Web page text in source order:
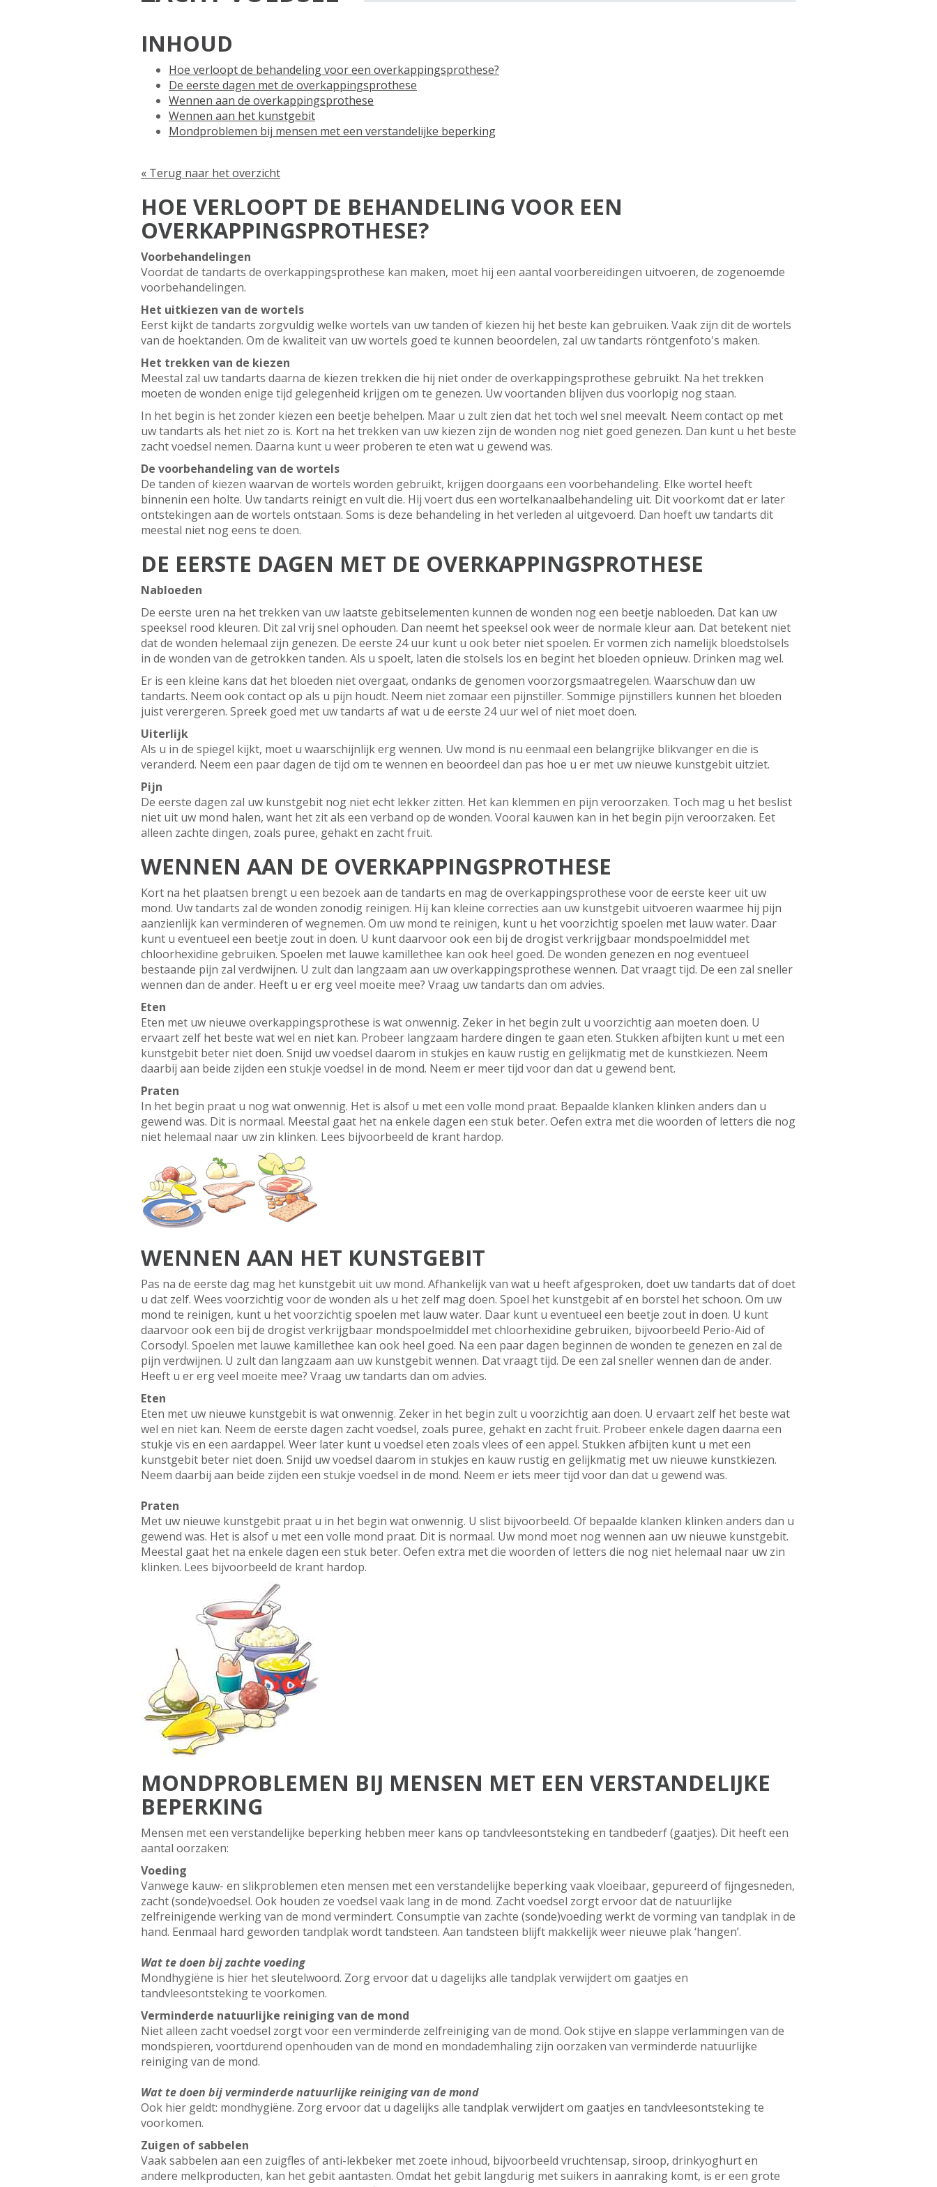
INHOUD
Hoe verloopt de behandeling voor een overkappingsprothese?
De eerste dagen met de overkappingsprothese
Wennen aan de overkappingsprothese
Wennen aan het kunstgebit
Mondproblemen bij mensen met een verstandelijke beperking
« Terug naar het overzicht
HOE VERLOOPT DE BEHANDELING VOOR EEN
OVERKAPPINGSPROTHESE?
Voorbehandelingen
Voordat de tandarts de overkappingsprothese kan maken, moet hij een aantal voorbereidingen uitvoeren, de zogenoemde
voorbehandelingen.
Het uitkiezen van de wortels
Eerst kijkt de tandarts zorgvuldig welke wortels van uw tanden of kiezen hij het beste kan gebruiken. Vaak zijn dit de wortels
van de hoektanden. Om de kwaliteit van uw wortels goed te kunnen beoordelen, zal uw tandarts röntgenfoto's maken.
Het trekken van de kiezen
Meestal zal uw tandarts daarna de kiezen trekken die hij niet onder de overkappingsprothese gebruikt. Na het trekken
moeten de wonden enige tijd gelegenheid krijgen om te genezen. Uw voortanden blijven dus voorlopig nog staan.
In het begin is het zonder kiezen een beetje behelpen. Maar u zult zien dat het toch wel snel meevalt. Neem contact op met
uw tandarts als het niet zo is. Kort na het trekken van uw kiezen zijn de wonden nog niet goed genezen. Dan kunt u het beste
zacht voedsel nemen. Daarna kunt u weer proberen te eten wat u gewend was.
De voorbehandeling van de wortels
De tanden of kiezen waarvan de wortels worden gebruikt, krijgen doorgaans een voorbehandeling. Elke wortel heeft
binnenin een holte. Uw tandarts reinigt en vult die. Hij voert dus een wortelkanaalbehandeling uit. Dit voorkomt dat er later
ontstekingen aan de wortels ontstaan. Soms is deze behandeling in het verleden al uitgevoerd. Dan hoeft uw tandarts dit
meestal niet nog eens te doen.
DE EERSTE DAGEN MET DE OVERKAPPINGSPROTHESE
Nabloeden
De eerste uren na het trekken van uw laatste gebitselementen kunnen de wonden nog een beetje nabloeden. Dat kan uw
speeksel rood kleuren. Dit zal vrij snel ophouden. Dan neemt het speeksel ook weer de normale kleur aan. Dat betekent niet
dat de wonden helemaal zijn genezen. De eerste 24 uur kunt u ook beter niet spoelen. Er vormen zich namelijk bloedstolsels
in de wonden van de getrokken tanden. Als u spoelt, laten die stolsels los en begint het bloeden opnieuw. Drinken mag wel.
Er is een kleine kans dat het bloeden niet overgaat, ondanks de genomen voorzorgsmaatregelen. Waarschuw dan uw
tandarts. Neem ook contact op als u pijn houdt. Neem niet zomaar een pijnstiller. Sommige pijnstillers kunnen het bloeden
juist verergeren. Spreek goed met uw tandarts af wat u de eerste 24 uur wel of niet moet doen.
Uiterlijk
Als u in de spiegel kijkt, moet u waarschijnlijk erg wennen. Uw mond is nu eenmaal een belangrijke blikvanger en die is
veranderd. Neem een paar dagen de tijd om te wennen en beoordeel dan pas hoe u er met uw nieuwe kunstgebit uitziet.
Pijn
De eerste dagen zal uw kunstgebit nog niet echt lekker zitten. Het kan klemmen en pijn veroorzaken. Toch mag u het beslist
niet uit uw mond halen, want het zit als een verband op de wonden. Vooral kauwen kan in het begin pijn veroorzaken. Eet
alleen zachte dingen, zoals puree, gehakt en zacht fruit.
WENNEN AAN DE OVERKAPPINGSPROTHESE
Kort na het plaatsen brengt u een bezoek aan de tandarts en mag de overkappingsprothese voor de eerste keer uit uw
mond. Uw tandarts zal de wonden zonodig reinigen. Hij kan kleine correcties aan uw kunstgebit uitvoeren waarmee hij pijn
aanzienlijk kan verminderen of wegnemen. Om uw mond te reinigen, kunt u het voorzichtig spoelen met lauw water. Daar
kunt u eventueel een beetje zout in doen. U kunt daarvoor ook een bij de drogist verkrijgbaar mondspoelmiddel met
chloorhexidine gebruiken. Spoelen met lauwe kamillethee kan ook heel goed. De wonden genezen en nog eventueel
bestaande pijn zal verdwijnen. U zult dan langzaam aan uw overkappingsprothese wennen. Dat vraagt tijd. De een zal sneller
wennen dan de ander. Heeft u er erg veel moeite mee? Vraag uw tandarts dan om advies.
Eten
Eten met uw nieuwe overkappingsprothese is wat onwennig. Zeker in het begin zult u voorzichtig aan moeten doen. U
ervaart zelf het beste wat wel en niet kan. Probeer langzaam hardere dingen te gaan eten. Stukken afbijten kunt u met een
kunstgebit beter niet doen. Snijd uw voedsel daarom in stukjes en kauw rustig en gelijkmatig met de kunstkiezen. Neem
daarbij aan beide zijden een stukje voedsel in de mond. Neem er meer tijd voor dan dat u gewend bent.
Praten
In het begin praat u nog wat onwennig. Het is alsof u met een volle mond praat. Bepaalde klanken klinken anders dan u
gewend was. Dit is normaal. Meestal gaat het na enkele dagen een stuk beter. Oefen extra met die woorden of letters die nog
niet helemaal naar uw zin klinken. Lees bijvoorbeeld de krant hardop.
WENNEN AAN HET KUNSTGEBIT
Pas na de eerste dag mag het kunstgebit uit uw mond. Afhankelijk van wat u heeft afgesproken, doet uw tandarts dat of doet
u dat zelf. Wees voorzichtig voor de wonden als u het zelf mag doen. Spoel het kunstgebit af en borstel het schoon. Om uw
mond te reinigen, kunt u het voorzichtig spoelen met lauw water. Daar kunt u eventueel een beetje zout in doen. U kunt
daarvoor ook een bij de drogist verkrijgbaar mondspoelmiddel met chloorhexidine gebruiken, bijvoorbeeld Perio-Aid of
Corsodyl. Spoelen met lauwe kamillethee kan ook heel goed. Na een paar dagen beginnen de wonden te genezen en zal de
pijn verdwijnen. U zult dan langzaam aan uw kunstgebit wennen. Dat vraagt tijd. De een zal sneller wennen dan de ander.
Heeft u er erg veel moeite mee? Vraag uw tandarts dan om advies.
Eten
Eten met uw nieuwe kunstgebit is wat onwennig. Zeker in het begin zult u voorzichtig aan doen. U ervaart zelf het beste wat
wel en niet kan. Neem de eerste dagen zacht voedsel, zoals puree, gehakt en zacht fruit. Probeer enkele dagen daarna een
stukje vis en een aardappel. Weer later kunt u voedsel eten zoals vlees of een appel. Stukken afbijten kunt u met een
kunstgebit beter niet doen. Snijd uw voedsel daarom in stukjes en kauw rustig en gelijkmatig met uw nieuwe kunstkiezen.
Neem daarbij aan beide zijden een stukje voedsel in de mond. Neem er iets meer tijd voor dan dat u gewend was.
Praten
Met uw nieuwe kunstgebit praat u in het begin wat onwennig. U slist bijvoorbeeld. Of bepaalde klanken klinken anders dan u
gewend was. Het is alsof u met een volle mond praat. Dit is normaal. Uw mond moet nog wennen aan uw nieuwe kunstgebit.
Meestal gaat het na enkele dagen een stuk beter. Oefen extra met die woorden of letters die nog niet helemaal naar uw zin
klinken. Lees bijvoorbeeld de krant hardop.
MONDPROBLEMEN BIJ MENSEN MET EEN VERSTANDELIJKE
BEPERKING
Mensen met een verstandelijke beperking hebben meer kans op tandvleesontsteking en tandbederf (gaatjes). Dit heeft een
aantal oorzaken:
Voeding
Vanwege kauw- en slikproblemen eten mensen met een verstandelijke beperking vaak vloeibaar, gepureerd of fijngesneden,
zacht (sonde)voedsel. Ook houden ze voedsel vaak lang in de mond. Zacht voedsel zorgt ervoor dat de natuurlijke
zelfreinigende werking van de mond vermindert. Consumptie van zachte (sonde)voeding werkt de vorming van tandplak in de
hand. Eenmaal hard geworden tandplak wordt tandsteen. Aan tandsteen blijft makkelijk weer nieuwe plak ‘hangen’.
Wat te doen bij zachte voeding
Mondhygiëne is hier het sleutelwoord. Zorg ervoor dat u dagelijks alle tandplak verwijdert om gaatjes en
tandvleesontsteking te voorkomen.
Verminderde natuurlijke reiniging van de mond
Niet alleen zacht voedsel zorgt voor een verminderde zelfreiniging van de mond. Ook stijve en slappe verlammingen van de
mondspieren, voortdurend openhouden van de mond en mondademhaling zijn oorzaken van verminderde natuurlijke
reiniging van de mond.
Wat te doen bij verminderde natuurlijke reiniging van de mond
Ook hier geldt: mondhygiëne. Zorg ervoor dat u dagelijks alle tandplak verwijdert om gaatjes en tandvleesontsteking te
voorkomen.
Zuigen of sabbelen
Vaak sabbelen aan een zuigfles of anti-lekbeker met zoete inhoud, bijvoorbeeld vruchtensap, siroop, drinkyoghurt en
andere melkproducten, kan het gebit aantasten. Omdat het gebit langdurig met suikers in aanraking komt, is er een grote